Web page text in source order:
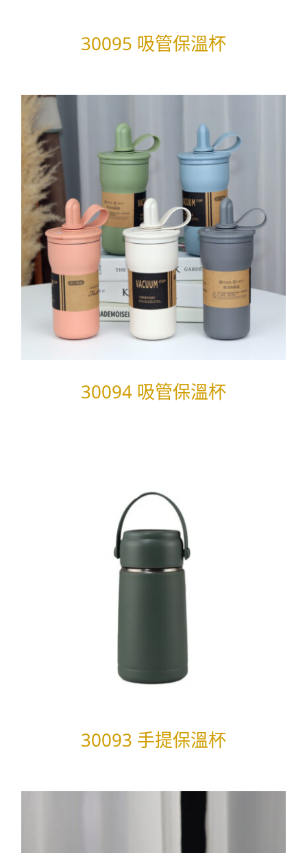
30095 吸管保溫杯
30094 吸管保溫杯
30093 手提保溫杯